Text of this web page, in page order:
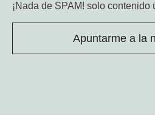
¡Nada de SPAM! solo contenido
Apuntarme a la